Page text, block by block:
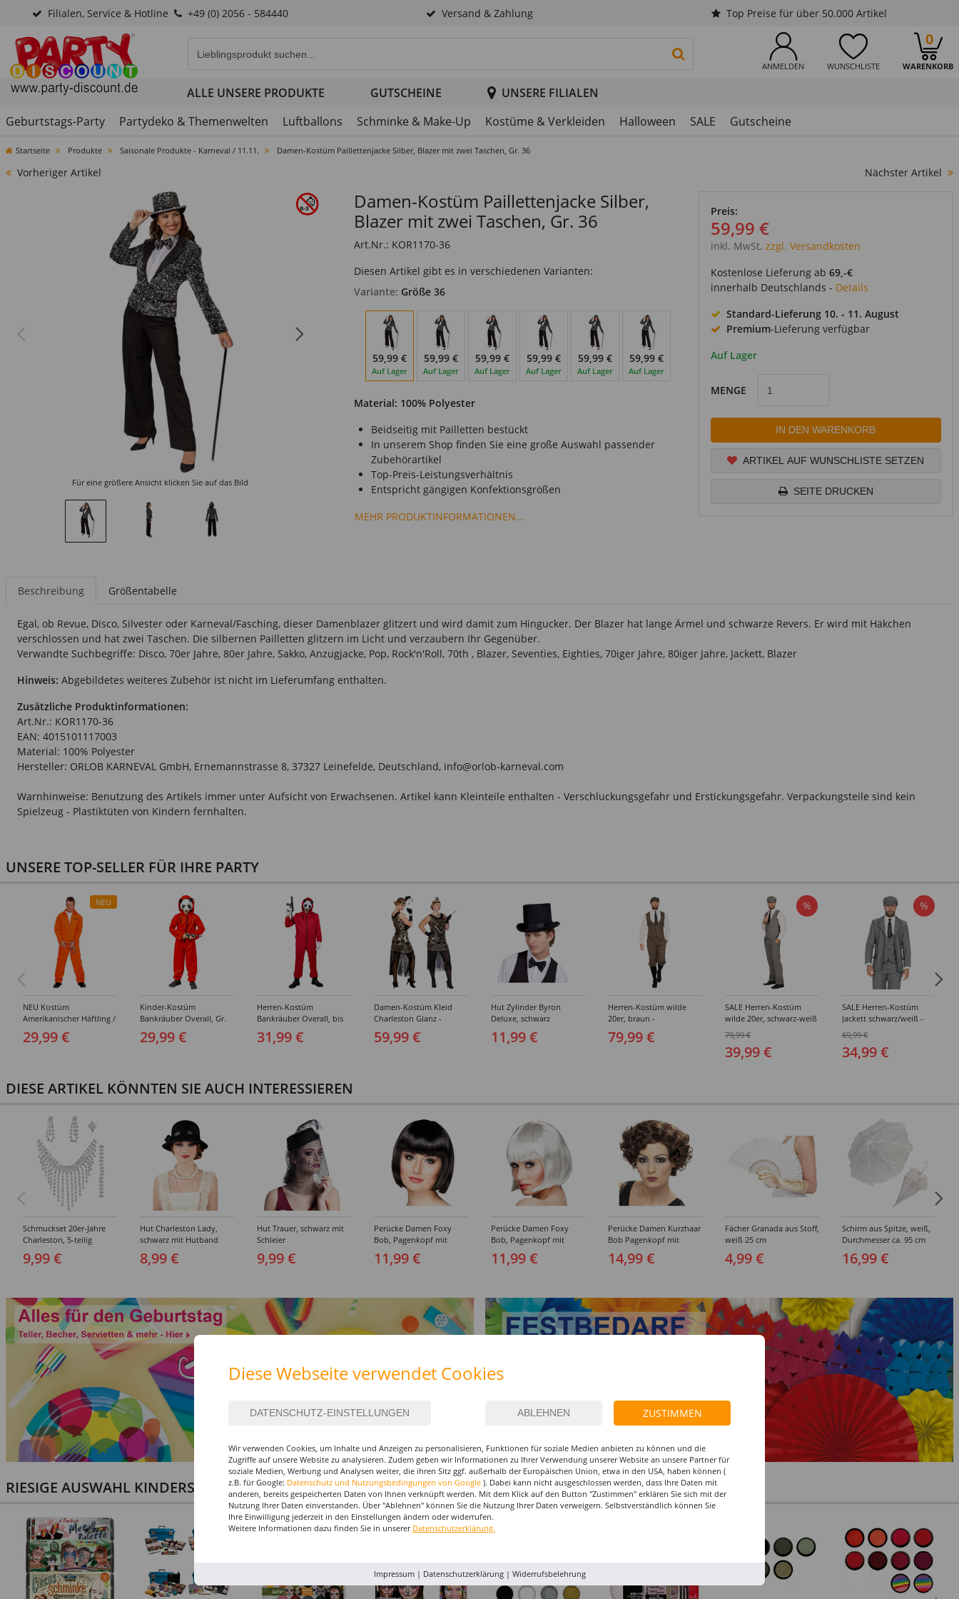
Filialen, Service & Hotline +49 (0) 2056 - 584440 Versand & Zahlung Top Preise für über 50.000 Artikel
ANMELDEN WUNSCHLISTE WARENKORB
0
PRODUKTSUCHE STARTEN
ALLE UNSERE PRODUKTE GUTSCHEINE
UNSERE FILIALEN
Geburtstags-Party
Partydeko & Themenwelten Luftballons Schminke & Make-Up Kostüme & Verkleiden Halloween SALE Gutscheine
Startseite Produkte Saisonale Produkte - Karneval / 11.11. Damen-Kostüm Paillettenjacke Silber, Blazer mit zwei Taschen, Gr. 36
Vorheriger Artikel Nächster Artikel
Für eine größere Ansicht klicken Sie auf das Bild
Damen-Kostüm Paillettenjacke Silber,
Blazer mit zwei Taschen, Gr. 36
Art.Nr.: KOR1170-36
Diesen Artikel gibt es in verschiedenen Varianten:
Variante: Größe 36
59,99 €
Auf Lager
59,99 €
Auf Lager
59,99 €
Auf Lager
59,99 €
Auf Lager
59,99 €
Auf Lager
59,99 €
Auf Lager
Material: 100% Polyester
Beidseitig mit Pailletten bestückt
In unserem Shop finden Sie eine große Auswahl passender
Zubehörartikel
Top-Preis-Leistungsverhältnis
Entspricht gängigen Konfektionsgrößen
MEHR PRODUKTINFORMATIONEN...
Preis:
59,99 €
inkl. MwSt. zzgl. Versandkosten
Kostenlose Lieferung ab 69,-€
innerhalb Deutschlands - Details
Standard-Lieferung 10. - 11. August
Premium-Lieferung verfügbar
Auf Lager
MENGE
IN DEN WARENKORB
ARTIKEL AUF WUNSCHLISTE SETZEN
SEITE DRUCKEN
Beschreibung Größentabelle
Egal, ob Revue, Disco, Silvester oder Karneval/Fasching, dieser Damenblazer glitzert und wird damit zum Hingucker. Der Blazer hat lange Ärmel und schwarze Revers. Er wird mit Häkchen
verschlossen und hat zwei Taschen. Die silbernen Pailletten glitzern im Licht und verzaubern Ihr Gegenüber.
Verwandte Suchbegriffe: Disco, 70er Jahre, 80er Jahre, Sakko, Anzugjacke, Pop, Rock'n'Roll, 70th , Blazer, Seventies, Eighties, 70iger Jahre, 80iger Jahre, Jackett, Blazer
Hinweis: Abgebildetes weiteres Zubehör ist nicht im Lieferumfang enthalten.
Zusätzliche Produktinformationen:
Art.Nr.: KOR1170-36
EAN: 4015101117003
Material: 100% Polyester
Hersteller: ORLOB KARNEVAL GmbH, Ernemannstrasse 8, 37327 Leinefelde, Deutschland, info@orlob-karneval.com
Warnhinweise: Benutzung des Artikels immer unter Aufsicht von Erwachsenen. Artikel kann Kleinteile enthalten - Verschluckungsgefahr und Erstickungsgefahr. Verpackungsteile sind kein
Spielzeug - Plastiktüten von Kindern fernhalten.
UNSERE TOP-SELLER FÜR IHRE PARTY
NEU
NEU Kostüm
Amerikanischer Häftling /
Sträfling, Overall, Orange
- verschiedene Größen
29,99 €
Kinder-Kostüm
Bankräuber Overall, Gr.
152-164
29,99 €
Herren-Kostüm
Bankräuber Overall, bis
190 cm
31,99 €
Damen-Kostüm Kleid
Charleston Glanz -
Verschiedene Größen (S-
XXL)
59,99 €
Hut Zylinder Byron
Deluxe, schwarz
11,99 €
Herren-Kostüm wilde
20er, braun -
Verschiedene Größen
(46-64)
79,99 €
%
SALE Herren-Kostüm
wilde 20er, schwarz-weiß
- Verschiedene Größen
(48-64)
79,99 €
39,99 €
%
SALE Herren-Kostüm
Jackett schwarz/weiß -
Verschiedene Größen
(48-64)
69,99 €
34,99 €
DIESE ARTIKEL KÖNNTEN SIE AUCH INTERESSIEREN
Schmuckset 20er-Jahre
Charleston, 5-teilig
9,99 €
Hut Charleston Lady,
schwarz mit Hutband
8,99 €
Hut Trauer, schwarz mit
Schleier
9,99 €
Perücke Damen Foxy
Bob, Pagenkopf mit
Pony, Cabaret, schwarz
11,99 €
Perücke Damen Foxy
Bob, Pagenkopf mit
Pony, Cabaret, weiß
11,99 €
Perücke Damen Kurzhaar
Bob Pagenkopf mit
Wassenwelle, Charlston
20er, Flirty Flapper,
14,99 €
Fächer Granada aus Stoff,
weiß 25 cm
4,99 €
Schirm aus Spitze, weiß,
Durchmesser ca. 95 cm
16,99 €
RIESIGE AUSWAHL KINDERSCHMINKEN, PROFI-MAKE-UP & ZUBEHÖR
% %
Diese Webseite verwendet Cookies
ZUSTIMMEN
Wir verwenden Cookies, um Inhalte und Anzeigen zu personalisieren, Funktionen für soziale Medien anbieten zu können und die
Zugriffe auf unsere Website zu analysieren. Zudem geben wir Informationen zu Ihrer Verwendung unserer Website an unsere Partner für
soziale Medien, Werbung und Analysen weiter, die ihren Sitz ggf. außerhalb der Europäischen Union, etwa in den USA, haben können (
z.B. für Google: Datenschutz und Nutzungsbedingungen von Google ). Dabei kann nicht ausgeschlossen werden, dass Ihre Daten mit
anderen, bereits gespeicherten Daten von Ihnen verknüpft werden. Mit dem Klick auf den Button "Zustimmen" erklären Sie sich mit der
Nutzung Ihrer Daten einverstanden. Über "Ablehnen" können Sie die Nutzung Ihrer Daten verweigern. Selbstverständlich können Sie
Ihre Einwilligung jederzeit in den Einstellungen ändern oder widerrufen.
Weitere Informationen dazu finden Sie in unserer Datenschutzerklärung.
Impressum| Datenschutzerklärung| Widerrufsbelehrung